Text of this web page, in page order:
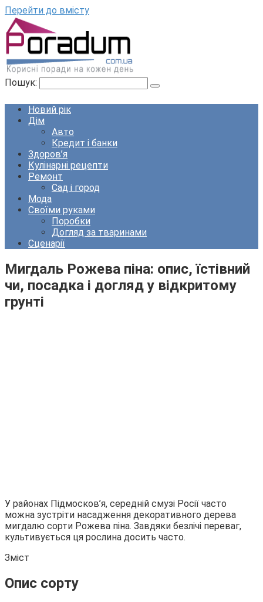
Перейти до вмісту
Пошук:
Новий рік
Дім
Авто
Кредит і банки
Здоров’я
Кулінарні рецепти
Ремонт
Сад і город
Мода
Своїми руками
Поробки
Догляд за тваринами
Сценарії
Мигдаль Рожева піна: опис, їстівний
чи, посадка і догляд у відкритому
грунті
У районах Підмосков’я, середній смузі Росії часто
можна зустріти насадження декоративного дерева
мигдалю сорти Рожева піна. Завдяки безлічі переваг,
культивується ця рослина досить часто.
Зміст
Опис сорту